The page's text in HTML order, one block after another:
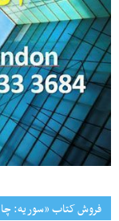
فروش کتاب «سوریه: